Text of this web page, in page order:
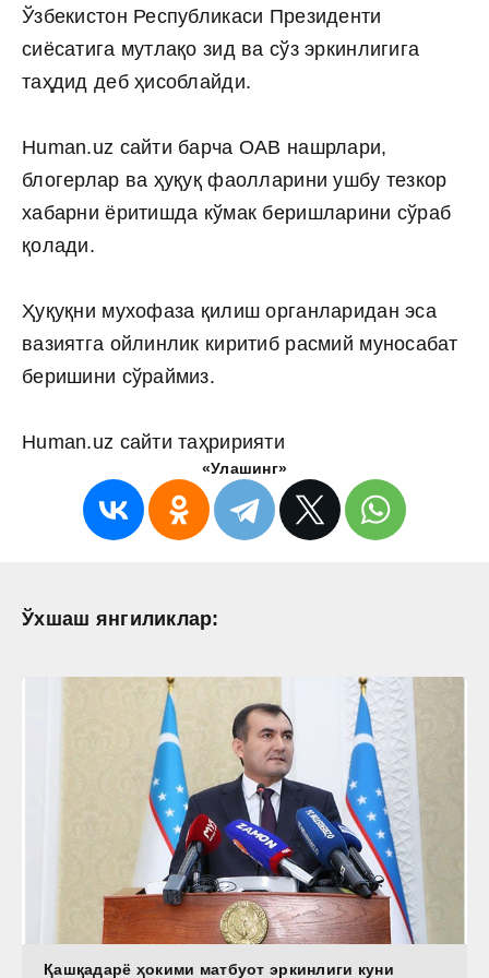
Ўзбекистон Республикаси Президенти
сиёсатига мутлақо зид ва сўз эркинлигига
таҳдид деб ҳисоблайди.
Human.uz сайти барча ОАВ нашрлари,
блогерлар ва ҳуқуқ фаолларини ушбу тезкор
хабарни ёритишда кўмак беришларини сўраб
қолади.
Ҳуқуқни мухофаза қилиш органларидан эса
вазиятга ойлинлик киритиб расмий муносабат
беришини сўраймиз.
Human.uz сайти таҳририяти
«Улашинг»
Ўхшаш янгиликлар:
Қашқадарё ҳокими матбуот эркинлиги куни